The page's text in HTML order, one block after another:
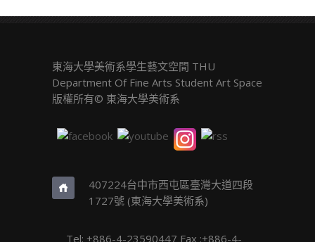
東海大學美術系學生藝文空間 THU
Department Of Fine Arts Student Art Space
版權所有© 東海大學美術系
407224台中市西屯區臺灣大道四段
1727號 (東海大學美術系)
Tel: +886-4-23590447 Fax :+886-4-